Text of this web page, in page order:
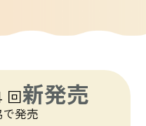
回新発売
発売